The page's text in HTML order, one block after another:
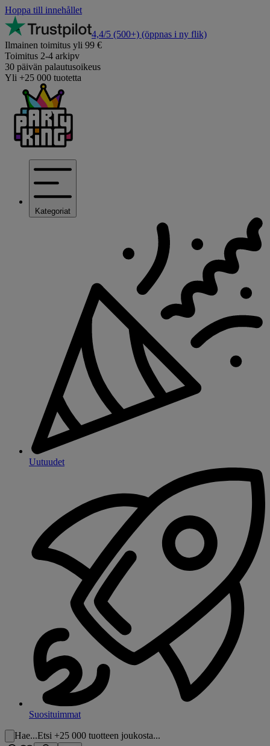
Hoppa till innehållet
4,4/5 (500+) (öppnas i ny flik)
Ilmainen toimitus yli 99 €
Toimitus 2-4 arkipv
30 päivän palautusoikeus
Yli +25 000 tuotetta
Kategoriat
Uutuudet
Suosituimmat
Hae...Etsi +25 000 tuotteen joukosta...